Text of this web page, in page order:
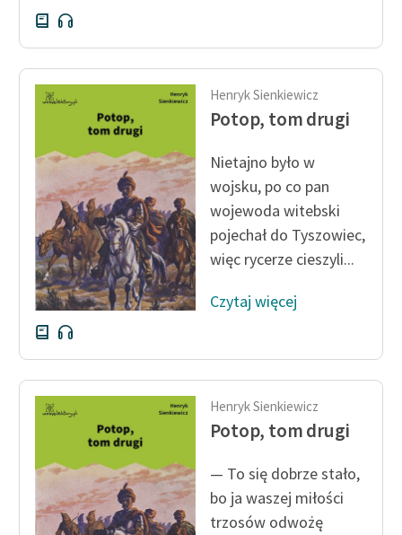
Henryk Sienkiewicz
Potop, tom drugi
Nietajno było w
wojsku, po co pan
wojewoda witebski
pojechał do Tyszowiec,
więc rycerze cieszyli...
Czytaj więcej
Henryk Sienkiewicz
Potop, tom drugi
— To się dobrze stało,
bo ja waszej miłości
trzosów odwożę